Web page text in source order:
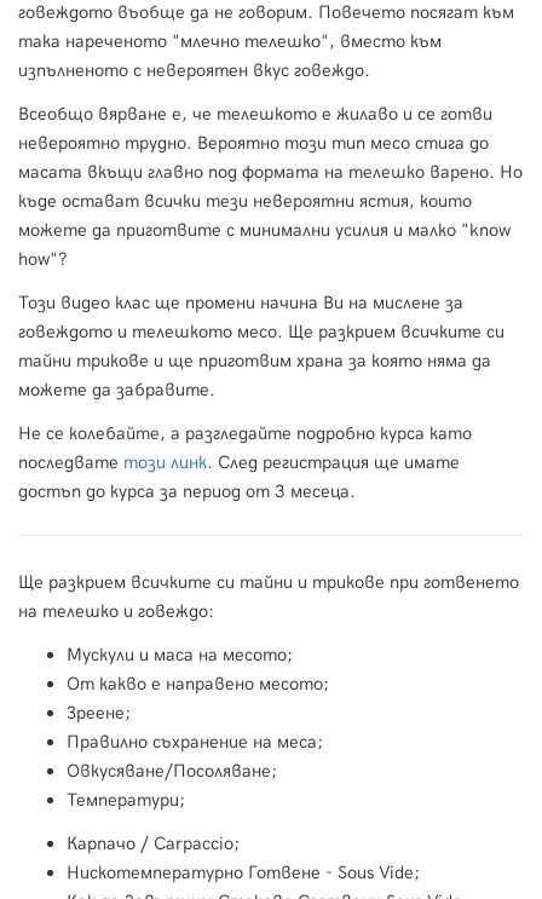
говеждото въобще да не говорим. Повечето посягат към
така нареченото "млечно телешко", вместо към
изпълненото с невероятен вкус говеждо.
Всеобщо вярване е, че телешкото е жилаво и се готви
невероятно трудно. Вероятно този тип месо стига до
масата вкъщи главно под формата на телешко варено. Но
къде остават всички тези невероятни ястия, които
можете да приготвите с минимални усилия и малко "know
how"?
Този видео клас ще промени начина Ви на мислене за
говеждото и телешкото месо. Ще разкрием всичките си
тайни трикове и ще приготвим храна за която няма да
можете да забравите.
Не се колебайте, а разгледайте подробно курса като
последвате този линк. След регистрация ще имате
достъп до курса за период от 3 месеца.
Ще разкрием всичките си тайни и трикове при готвенето
на телешко и говеждо:
Мускули и маса на месото;
От какво е направено месото;
Зреене;
Правилно съхранение на меса;
Овкусяване/Посоляване;
Температури;
Карпачо / Carpaccio;
Нискотемпературно Готвене - Sous Vide;